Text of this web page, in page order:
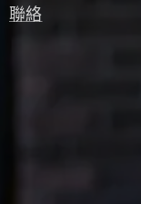
聯絡